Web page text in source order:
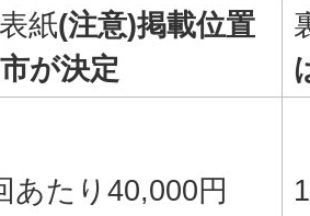
紙(注意)掲載位置
が決定
あたり40,000円